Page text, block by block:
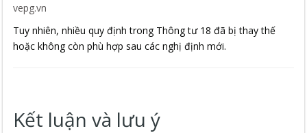
vepg.vn
Tuy nhiên, nhiều quy định trong Thông tư 18 đã bị thay thế
hoặc không còn phù hợp sau các nghị định mới.
Kết luận và lưu ý